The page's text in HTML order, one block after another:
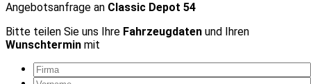
Angebotsanfrage an Classic Depot 54
Bitte teilen Sie uns Ihre Fahrzeugdaten und Ihren
Wunschtermin mit